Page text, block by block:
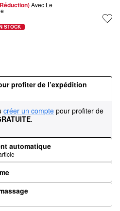
Avec Le
STOCK
profiter de l’expédition
créer un compte pour profiter de
.
automatique